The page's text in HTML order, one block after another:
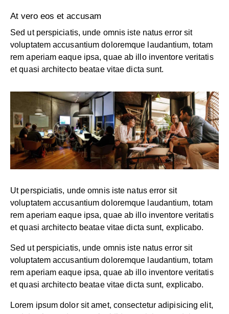
At vero eos et accusam
Sed ut perspiciatis, unde omnis iste natus error sit
voluptatem accusantium doloremque laudantium, totam
rem aperiam eaque ipsa, quae ab illo inventore veritatis
et quasi architecto beatae vitae dicta sunt.
Ut perspiciatis, unde omnis iste natus error sit
voluptatem accusantium doloremque laudantium, totam
rem aperiam eaque ipsa, quae ab illo inventore veritatis
et quasi architecto beatae vitae dicta sunt, explicabo.
Sed ut perspiciatis, unde omnis iste natus error sit
voluptatem accusantium doloremque laudantium, totam
rem aperiam eaque ipsa, quae ab illo inventore veritatis
et quasi architecto beatae vitae dicta sunt, explicabo.
Lorem ipsum dolor sit amet, consectetur adipisicing elit,